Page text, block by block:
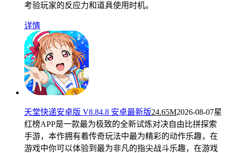
考验玩家的反应力和道具使用时机。
详情
天堂快递安卓版 V8.84.8 安卓最新版24.65M2026-08-07星
红榜APP是一款最为极致的全新试炼对决自由比拼探索
手游，本作拥有着传奇玩法中最为精彩的动作乐趣，在
游戏中你可以体验到最为非凡的指尖战斗乐趣，在游戏